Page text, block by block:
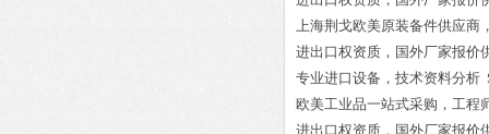
上海荆戈欧美原装备件供应商
进出口权资质，国外厂家报价
专业进口设备，技术资料分析
欧美工业品一站式采购，工程
进出口权资质，国外厂家报价